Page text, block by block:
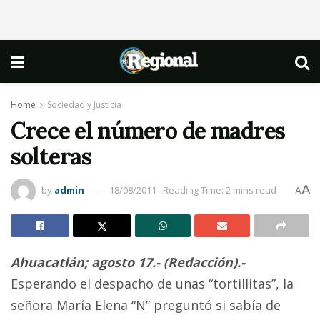
Home Sociedad y Justicia
Crece el número de madres
solteras
by admin 18/08/2011 Reading Time: 2 mins read AA
Ahuacatlán; agosto 17.- (Redacción).-
Esperando el despacho de unas “tortillitas”, la
señora María Elena “N” preguntó si sabía de